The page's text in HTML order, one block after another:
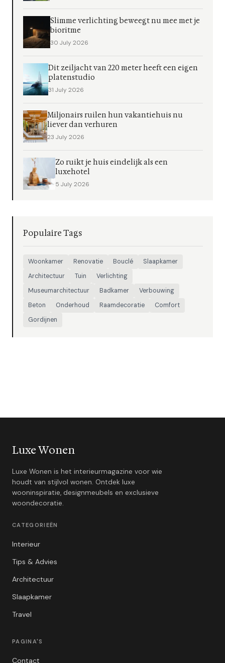
Slimme verlichting beweegt nu mee met je
bioritme
30 July 2026
Dit zeiljacht van 220 meter heeft een eigen
platenstudio
31 July 2026
Miljonairs ruilen hun vakantiehuis nu
liever dan verhuren
23 July 2026
Zo ruikt je huis eindelijk als een
luxehotel
5 July 2026
Populaire Tags
Woonkamer Renovatie Bouclé
Slaapkamer
Architectuur
Tuin
Verlichting
Museumarchitectuur
Badkamer
Verbouwing
Beton
Onderhoud Raamdecoratie
Comfort
Gordijnen
Luxe Wonen
Luxe Wonen is het interieurmagazine voor wie
houdt van stijlvol wonen. Ontdek luxe
wooninspiratie, designmeubels en exclusieve
woondecoratie.
CATEGORIEËN
Interieur
Tips & Advies
Architectuur
Slaapkamer
Travel
PAGINA'S
Contact